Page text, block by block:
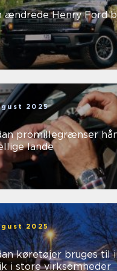
ændrede Henry Ford
2025
promillegrænser
lande
2025
køretøjer bruges til
i store virksomheder